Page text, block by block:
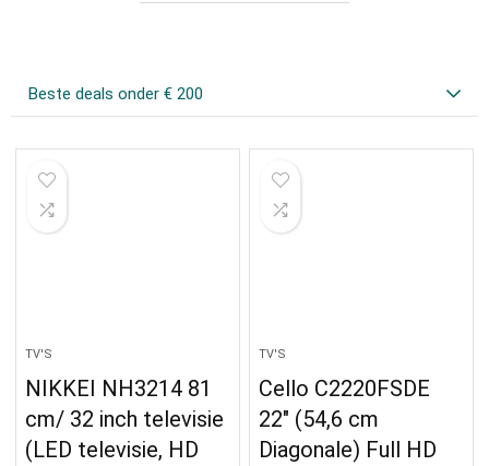
Beste deals onder € 200
TV'S
NIKKEI NH3214 81
cm/ 32 inch televisie
(LED televisie, HD
TV'S
Cello C2220FSDE
22″ (54,6 cm
Diagonale) Full HD